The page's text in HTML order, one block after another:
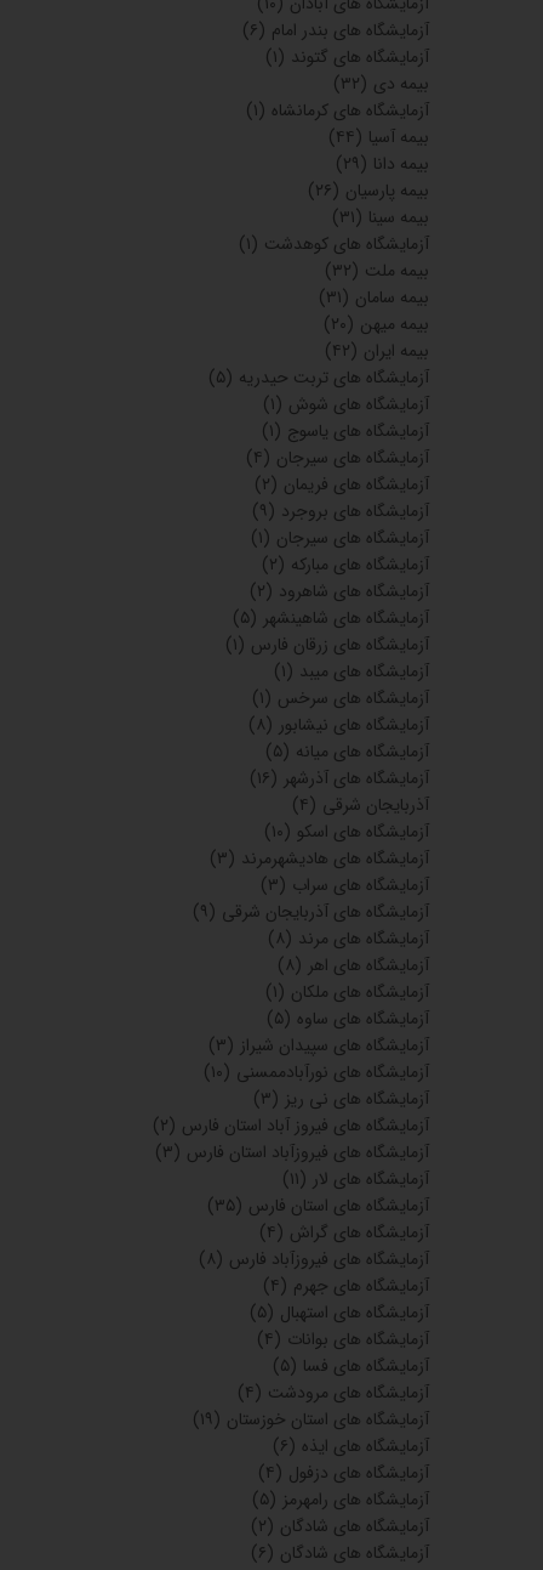
آزمایشگاه های بندر امام (۶)
آزمایشگاه های گتوند (۱)
بیمه دی (۳۲)
آزمایشگاه های کرمانشاه (۱)
بیمه آسیا (۴۴)
بیمه دانا (۲۹)
بیمه پارسیان (۲۶)
بیمه سینا (۳۱)
آزمایشگاه های کوهدشت (۱)
بیمه ملت (۳۲)
بیمه سامان (۳۱)
بیمه میهن (۲۰)
بیمه ایران (۴۲)
آزمایشگاه های تربت حیدریه (۵)
آزمایشگاه های شوش (۱)
آزمایشگاه های یاسوج (۱)
آزمایشگاه های سیرجان (۴)
آزمایشگاه های فریمان (۲)
آزمایشگاه های بروجرد (۹)
آزمایشگاه های سیرجان (۱)
آزمایشگاه های مبارکه (۲)
آزمایشگاه های شاهرود (۲)
آزمایشگاه های شاهینشهر (۵)
آزمایشگاه های زرقان فارس (۱)
آزمایشگاه های میبد (۱)
آزمایشگاه های سرخس (۱)
آزمایشگاه های نیشابور (۸)
آزمایشگاه های میانه (۵)
آزمایشگاه های آذرشهر (۱۶)
آذربایجان شرقی (۴)
آزمایشگاه های اسکو (۱۰)
آزمایشگاه های هادیشهرمرند (۳)
آزمایشگاه های سراب (۳)
آزمایشگاه های آذربایجان شرقی (۹)
آزمایشگاه های مرند (۸)
آزمایشگاه های اهر (۸)
آزمایشگاه های ملکان (۱)
آزمایشگاه های ساوه (۵)
آزمایشگاه های سپیدان شیراز (۳)
آزمایشگاه های نورآبادممسنی (۱۰)
آزمایشگاه های نی ریز (۳)
آزمایشگاه های فیروز آباد استان فارس (۲)
آزمایشگاه های فیروزآباد استان فارس (۳)
آزمایشگاه های لار (۱۱)
آزمایشگاه های استان فارس (۳۵)
آزمایشگاه های گراش (۴)
آزمایشگاه های فیروزآباد فارس (۸)
آزمایشگاه های جهرم (۴)
آزمایشگاه های استهبال (۵)
آزمایشگاه های بوانات (۴)
آزمایشگاه های فسا (۵)
آزمایشگاه های مرودشت (۴)
آزمایشگاه های استان خوزستان (۱۹)
آزمایشگاه های ایذه (۶)
آزمایشگاه های دزفول (۴)
آزمایشگاه های رامهرمز (۵)
آزمایشگاه های شادگان (۲)
آزمایشگاه های شادگان (۶)